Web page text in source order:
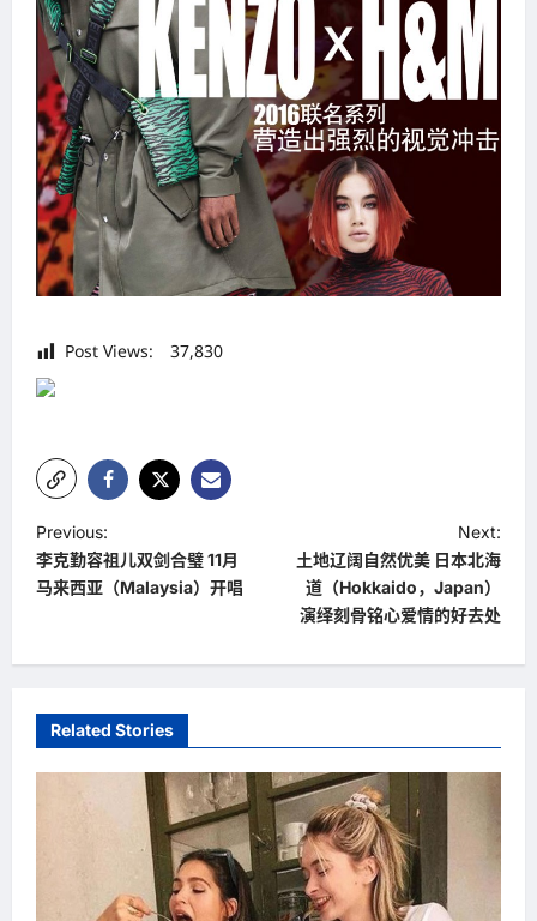
Post Views: 37,830
P
o
a
v
Previous:
李克勤容祖儿双剑合璧 11月
马来西亚（Malaysia）开唱
Next:
土地辽阔自然优美 日本北海
道（Hokkaido，Japan）
演绎刻骨铭心爱情的好去处
Related Stories